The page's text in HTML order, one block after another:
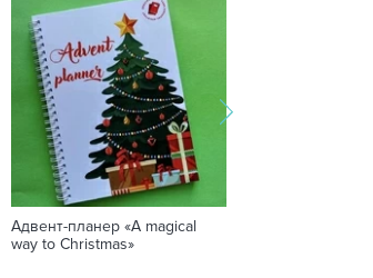
Адвент-планер «A magical
way to Christmas»